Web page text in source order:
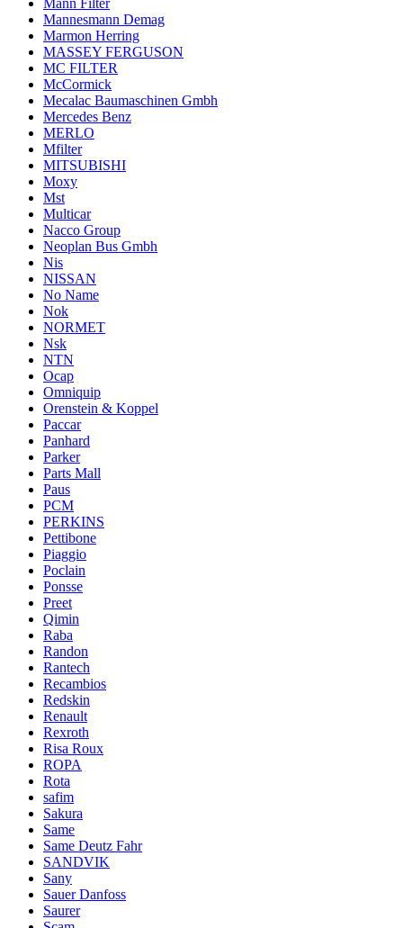
Mann Filter
Mannesmann Demag
Marmon Herring
MASSEY FERGUSON
MC FILTER
McCormick
Mecalac Baumaschinen Gmbh
Mercedes Benz
MERLO
Mfilter
MITSUBISHI
Moxy
Mst
Multicar
Nacco Group
Neoplan Bus Gmbh
Nis
NISSAN
No Name
Nok
NORMET
Nsk
NTN
Ocap
Omniquip
Orenstein & Koppel
Paccar
Panhard
Parker
Parts Mall
Paus
PCM
PERKINS
Pettibone
Piaggio
Poclain
Ponsse
Preet
Qimin
Raba
Randon
Rantech
Recambios
Redskin
Renault
Rexroth
Risa Roux
ROPA
Rota
safim
Sakura
Same
Same Deutz Fahr
SANDVIK
Sany
Sauer Danfoss
Saurer